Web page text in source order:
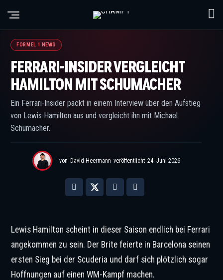
FORMEL 1 NEWS
FERRARI-INSIDER VERGLEICHT
HAMILTON MIT SCHUMACHER
Ein Ferrari-Insider packt in einem Interview über den Aufstieg
von Lewis Hamilton aus und vergleicht ihn mit Michael
Schumacher.
von David Heermann veröffentlicht 24. Juni 2026
Lewis Hamilton scheint in dieser Saison endlich bei Ferrari
angekommen zu sein. Der Brite feierte in Barcelona seinen
ersten Sieg bei der Scuderia und darf sich plötzlich sogar
Hoffnungen auf einen WM-Kampf machen.